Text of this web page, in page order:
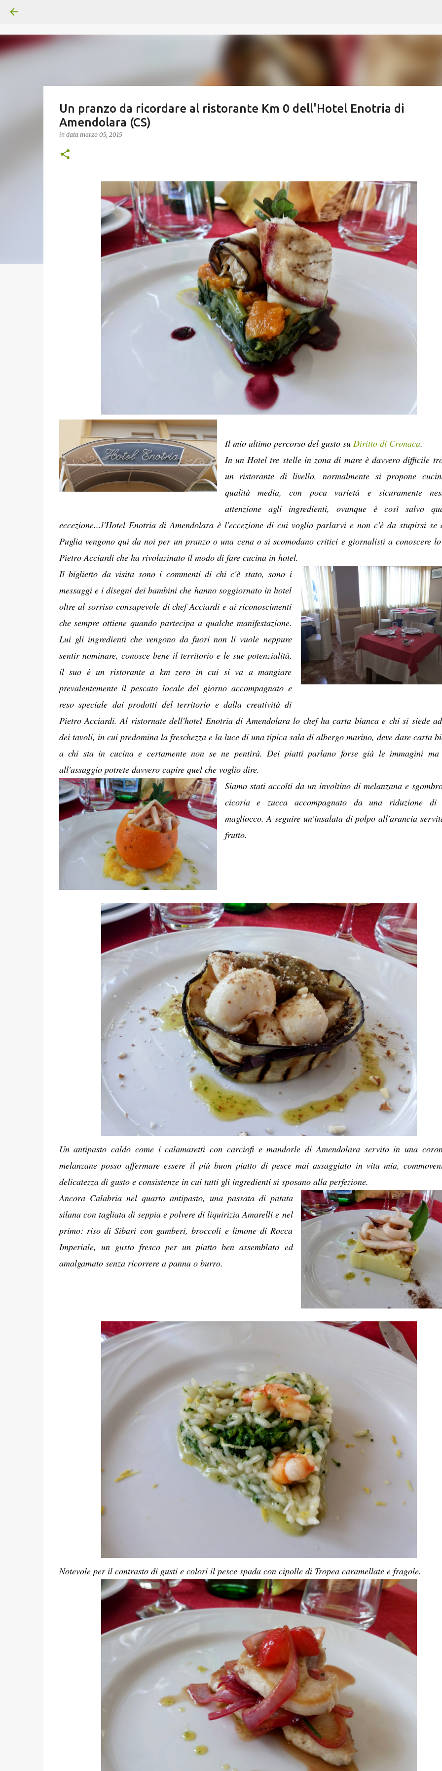
Un pranzo da ricordare al ristorante Km 0 dell'Hotel Enotria di
Amendolara (CS)
in data marzo 05, 2015
Il mio ultimo percorso del gusto su Diritto di Cronaca.
In un Hotel tre stelle in zona di mare è davvero difficile
un ristorante di livello, normalmente si propone
qualità media, con poca varietà e sicuramente
attenzione agli ingredienti, ovunque è così salvo
eccezione...l'Hotel Enotria di Amendolara è l'eccezione di cui voglio parlarvi e non c'è da stupirsi se
Puglia vengono qui da noi per un pranzo o una cena o si scomodano critici e giornalisti a conoscere
Pietro Acciardi che ha rivoluzinato il modo di fare cucina in hotel.
Il biglietto da visita sono i commenti di chi c'è stato, sono i
messaggi e i disegni dei bambini che hanno soggiornato in hotel
oltre al sorriso consapevole di chef Acciardi e ai riconoscimenti
che sempre ottiene quando partecipa a qualche manifestazione.
Lui gli ingredienti che vengono da fuori non li vuole neppure
sentir nominare, conosce bene il territorio e le sue potenzialità,
il suo è un ristorante a km zero in cui si va a mangiare
prevalentemente il pescato locale del giorno accompagnato e
reso speciale dai prodotti del territorio e dalla creatività di
Pietro Acciardi. Al ristornate dell'hotel Enotria di Amendolara lo chef ha carta bianca e chi si siede
dei tavoli, in cui predomina la freschezza e la luce di una tipica sala di albergo marino, deve dare carta
a chi sta in cucina e certamente non se ne pentirà. Dei piatti parlano forse già le immagini ma
all'assaggio potrete davvero capire quel che voglio dire.
Siamo stati accolti da un involtino di melanzana e
cicoria e zucca accompagnato da una riduzione di
magliocco. A seguire un'insalata di polpo all'arancia
frutto.
Un antipasto caldo come i calamaretti con carciofi e mandorle di Amendolara servito in una
melanzane posso affermare essere il più buon piatto di pesce mai assaggiato in vita mia,
delicatezza di gusto e consistenze in cui tutti gli ingredienti si sposano alla perfezione.
Ancora Calabria nel quarto antipasto, una passata di patata
silana con tagliata di seppia e polvere di liquirizia Amarelli e nel
primo: riso di Sibari con gamberi, broccoli e limone di Rocca
Imperiale, un gusto fresco per un piatto ben assemblato ed
amalgamato senza ricorrere a panna o burro.
Notevole per il contrasto di gusti e colori il pesce spada con cipolle di Tropea caramellate e fragole.